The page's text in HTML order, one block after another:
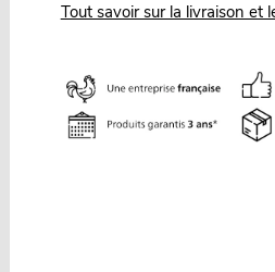
Tout savoir sur la livraison et